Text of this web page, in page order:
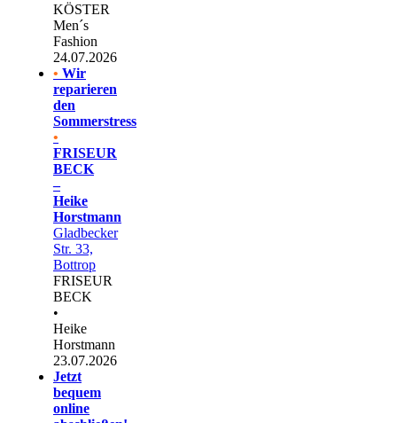
KÖSTER
Men´s
Fashion
24.07.2026
• Wir
reparieren
den
Sommerstress
•
FRISEUR
BECK
–
Heike
Horstmann
Gladbecker
Str. 33,
Bottrop
FRISEUR
BECK
•
Heike
Horstmann
23.07.2026
Jetzt
bequem
online